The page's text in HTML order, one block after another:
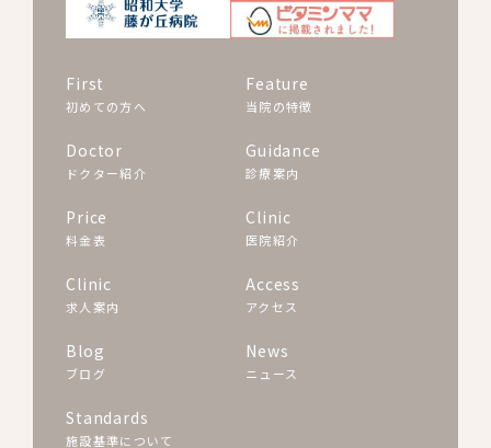
First
初めての方へ
Feature
当院の特徴
Doctor
ドクター紹介
Guidance
診療案内
Price
料金表
Clinic
医院紹介
Clinic
求人案内
Access
アクセス
Blog
ブログ
News
ニュース
Standards
施設基準について